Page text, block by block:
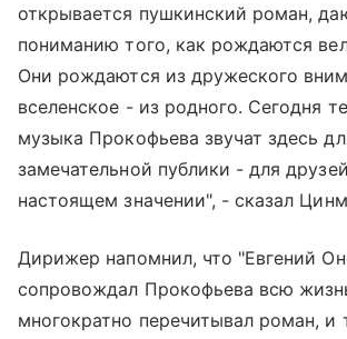
открывается пушкинский роман,
пониманию того, как рождаются
Они рождаются из дружеского
вселенское - из родного. Сегодня
музыка Прокофьева звучат здесь
замечательной публики - для
настоящем значении", - сказал
Дирижер напомнил, что "Евгений
сопровождал Прокофьева всю
многократно перечитывал роман, и